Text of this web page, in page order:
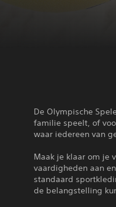
De Olympische
familie speelt, of
waar iedereen van
Maak je klaar om je
vaardigheden aan
standaard
de belangstelling